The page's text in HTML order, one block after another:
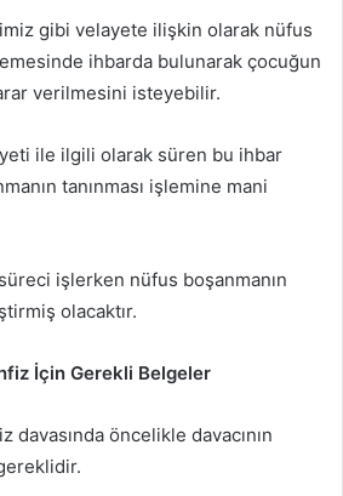
gibi velayete ilişkin olarak nüfus
ihbarda bulunarak çocuğun
verilmesini isteyebilir.
ile ilgili olarak süren bu ihbar
tanınması işlemine mani
işlerken nüfus boşanmanın
olacaktır.
İçin Gerekli Belgeler
davasında öncelikle davacının